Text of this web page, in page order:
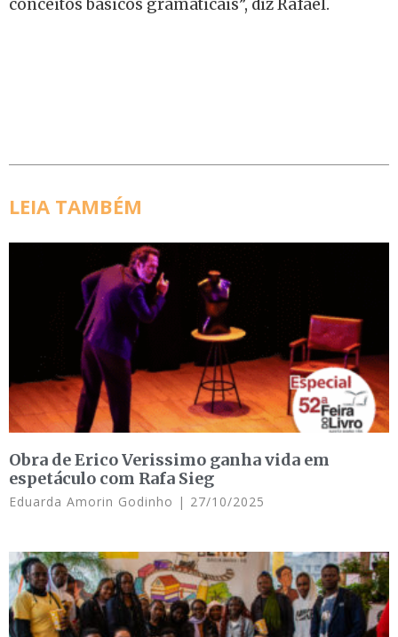
conceitos básicos gramaticais”, diz Rafael.
LEIA TAMBÉM
Obra de Erico Verissimo ganha vida em
espetáculo com Rafa Sieg
Eduarda Amorin Godinho 27/10/2025